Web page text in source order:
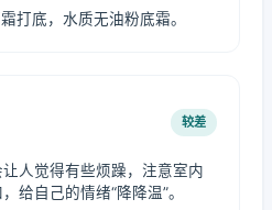
打底，水质无油粉底霜。
较差
人觉得有些烦躁，注意室内
给自己的情绪“降降温”。